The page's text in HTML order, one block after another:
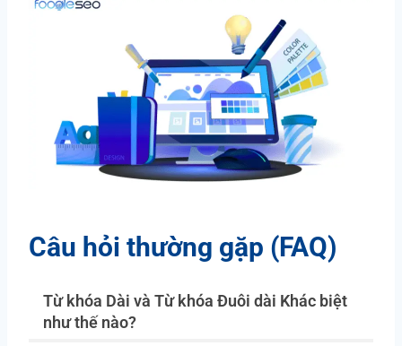
Câu hỏi thường gặp (FAQ)
Từ khóa Dài và Từ khóa Đuôi dài Khác biệt
như thế nào?